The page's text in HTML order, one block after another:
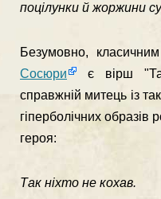
поцілунки й жоржини
Безумовно,
Сосюри
є вірш
справжній митець із
гіперболічних образів
героя:
Так ніхто не кохав.